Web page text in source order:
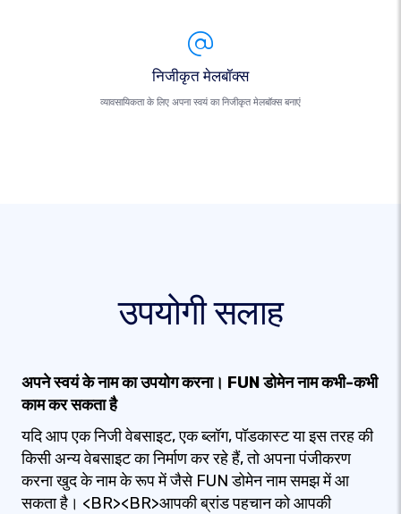
निजीकृत मेलबॉक्स
व्यावसायिकता के लिए अपना स्वयं का निजीकृत मेलबॉक्स बनाएं
उपयोगी सलाह
अपने स्वयं के नाम का उपयोग करना। FUN डोमेन नाम कभी-कभी
काम कर सकता है
यदि आप एक निजी वेबसाइट, एक ब्लॉग, पॉडकास्ट या इस तरह की
किसी अन्य वेबसाइट का निर्माण कर रहे हैं, तो अपना पंजीकरण
करना खुद के नाम के रूप में जैसे FUN डोमेन नाम समझ में आ
सकता है। <BR><BR>आपकी ब्रांड पहचान को आपकी